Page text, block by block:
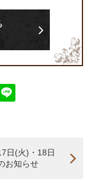
日(火)・18日
お知らせ